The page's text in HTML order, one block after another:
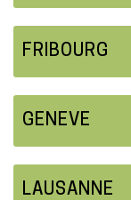
FRIBOURG
GENEVE
LAUSANNE